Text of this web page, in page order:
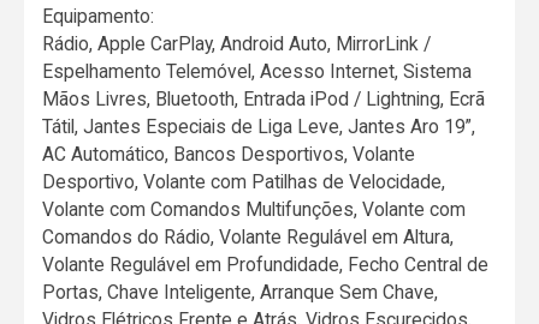
Equipamento:
Rádio, Apple CarPlay, Android Auto, MirrorLink /
Espelhamento Telemóvel, Acesso Internet, Sistema
Mãos Livres, Bluetooth, Entrada iPod / Lightning, Ecrã
Tátil, Jantes Especiais de Liga Leve, Jantes Aro 19”,
AC Automático, Bancos Desportivos, Volante
Desportivo, Volante com Patilhas de Velocidade,
Volante com Comandos Multifunções, Volante com
Comandos do Rádio, Volante Regulável em Altura,
Volante Regulável em Profundidade, Fecho Central de
Portas, Chave Inteligente, Arranque Sem Chave,
Vidros Elétricos Frente e Atrás, Vidros Escurecidos,